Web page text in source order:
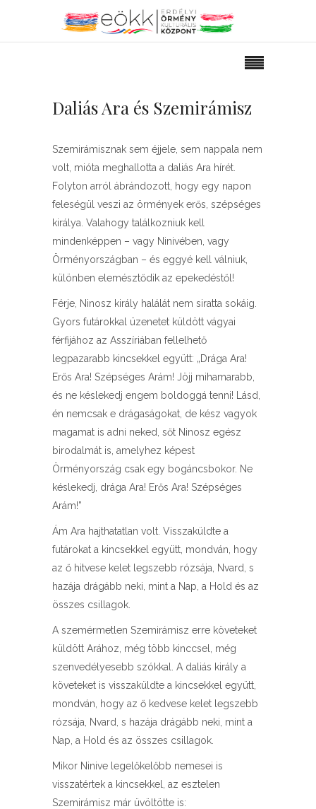
Daliás Ara és Szemirámisz
Szemirámisznak sem éjjele, sem nappala nem
volt, mióta meghallotta a daliás Ara hírét.
Folyton arról ábrándozott, hogy egy napon
feleségül veszi az örmények erős, szépséges
királya. Valahogy találkozniuk kell
mindenképpen – vagy Ninivében, vagy
Örményországban – és eggyé kell válniuk,
különben elemésztődik az epekedéstől!
Férje, Ninosz király halálát nem siratta sokáig.
Gyors futárokkal üzenetet küldött vágyai
férfijához az Asszíriában fellelhető
legpazarabb kincsekkel együtt: „Drága Ara!
Erős Ara! Szépséges Arám! Jöjj mihamarabb,
és ne késlekedj engem boldoggá tenni! Lásd,
én nemcsak e drágaságokat, de kész vagyok
magamat is adni neked, sőt Ninosz egész
birodalmát is, amelyhez képest
Örményország csak egy bogáncsbokor. Ne
késlekedj, drága Ara! Erős Ara! Szépséges
Arám!”
Ám Ara hajthatatlan volt. Visszaküldte a
futárokat a kincsekkel együtt, mondván, hogy
az ő hitvese kelet legszebb rózsája, Nvard, s
hazája drágább neki, mint a Nap, a Hold és az
összes csillagok.
A szemérmetlen Szemirámisz erre követeket
küldött Arához, még több kinccsel, még
szenvedélyesebb szókkal. A daliás király a
követeket is visszaküldte a kincsekkel együtt,
mondván, hogy az ő kedvese kelet legszebb
rózsája, Nvard, s hazája drágább neki, mint a
Nap, a Hold és az összes csillagok.
Mikor Ninive legelőkelőbb nemesei is
visszatértek a kincsekkel, az esztelen
Szemirámisz már üvöltötte is: